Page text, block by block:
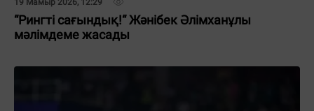
19 Мамыр 2026, 12:29
“Рингті сағындық!“ Жәнібек Әлімханұлы
мәлімдеме жасады